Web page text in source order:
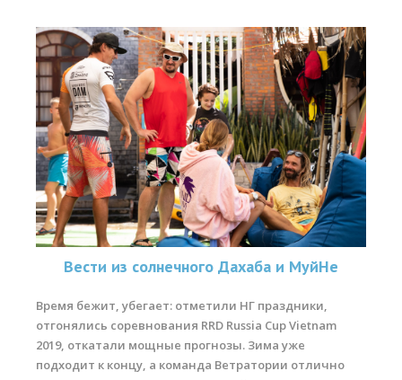
Активности
Вингфойлинг
Виндсерфинг
Кайтсерфинг
Новости
Медиа
Медиа архив
Видео
Цены
Вести из солнечного Дахаба и МуйНе
Время бежит, убегает: отметили НГ праздники,
отгонялись соревнования RRD Russia Cup Vietnam
2019, откатали мощные прогнозы. Зима уже
подходит к концу, а команда Ветратории отлично